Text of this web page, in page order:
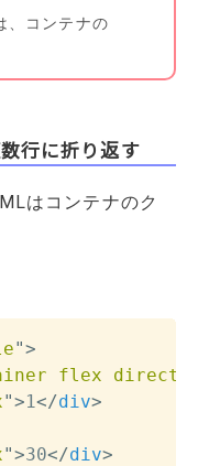
コンテナの
行に折り返す
はコンテナのク
">
flex
">1</div>
">30</div>